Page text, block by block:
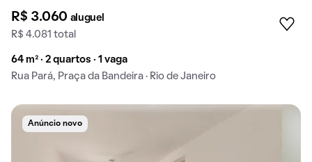
R$ 3.060 aluguel
R$ 4.081 total
64 m² · 2 quartos · 1 vaga
Rua Pará, Praça da Bandeira · Rio de Janeiro
Anúncio novo